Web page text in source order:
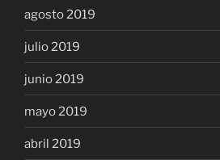
agosto 2019
julio 2019
junio 2019
mayo 2019
abril 2019